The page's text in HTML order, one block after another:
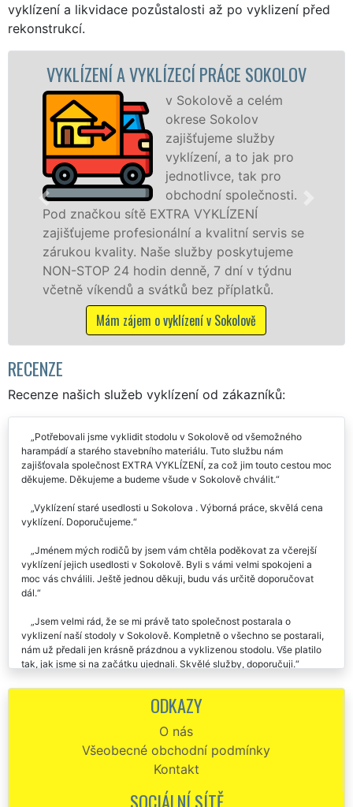
vyklízení a likvidace pozůstalosti až po vyklizení před
rekonstrukcí.
A VYKLÍZECÍ PRÁCE SOKOLOV
v Sokolově a celém
okrese Sokolov
zajišťujeme služby
vyklízení, a to jak pro
jednotlivce, tak pro
obchodní společnosti.
sítě EXTRA VYKLÍZENÍ
profesionální a kvalitní servis se
Naše služby poskytujeme
24 hodin denně, 7 dní v týdnu
a svátků bez příplatků.
zájem o vyklízení v Sokolově
jak
zárukou
STOP bez
RECENZE
Recenze našich služeb vyklízení od zákazníků:
Potřebovali jsme vyklidit stodolu v Sokolově od všemožného
harampádí a starého stavebního materiálu. Tuto službu nám
zajišťovala společnost EXTRA VYKLÍZENÍ, za což jim touto cestou moc
děkujeme. Děkujeme a budeme všude v Sokolově chválit.
Vyklízení staré usedlosti u Sokolova . Výborná práce, skvělá cena
vyklízení. Doporučujeme.
Jménem mých rodičů by jsem vám chtěla poděkovat za včerejší
vyklízení jejich usedlosti v Sokolově. Byli s vámi velmi spokojeni a
moc vás chválili. Ještě jednou děkuji, budu vás určitě doporučovat
dál.
Jsem velmi rád, že se mi právě tato společnost postarala o
vyklizení naší stodoly v Sokolově. Kompletně o všechno se postarali,
nám už předali jen krásně prázdnou a vyklizenou stodolu. Vše platilo
tak, jak jsme si na začátku ujednali. Skvělé služby, doporučuji.
Výborná práce pánů z firmy EXTRA. Zajišťovali mi vyklízení
zemědělské usedlosti v Sokolově a musím skutečně uznat, že to byla
místo mně. V této době se člověk málokdy setká s takovým přístupem.
Určitě doporučuji a počítám že je ještě využiju.
O vyklizení harampádí z naší stodoly v Sokolově se nám postarala
firma EXTRA VYKLÍZENÍ. Jednoznačně perfektní práce. Nebylo nic, co
ODKAZY
O nás
Všeobecné obchodní podmínky
Kontakt
SOCIÁLNÍ SÍTĚ